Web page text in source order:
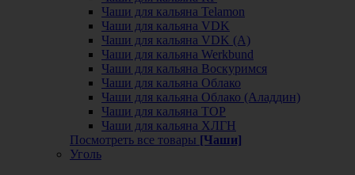
Чаши для кальяна Telamon
Чаши для кальяна VDK
Чаши для кальяна VDK (А)
Чаши для кальяна Werkbund
Чаши для кальяна Воскуримся
Чаши для кальяна Облако
Чаши для кальяна Облако (Аладдин)
Чаши для кальяна ТОР
Чаши для кальяна ХЛГН
Посмотреть все товары [Чаши]
Уголь